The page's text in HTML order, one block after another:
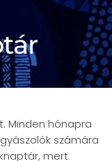
Minden hónapra
számára
mert